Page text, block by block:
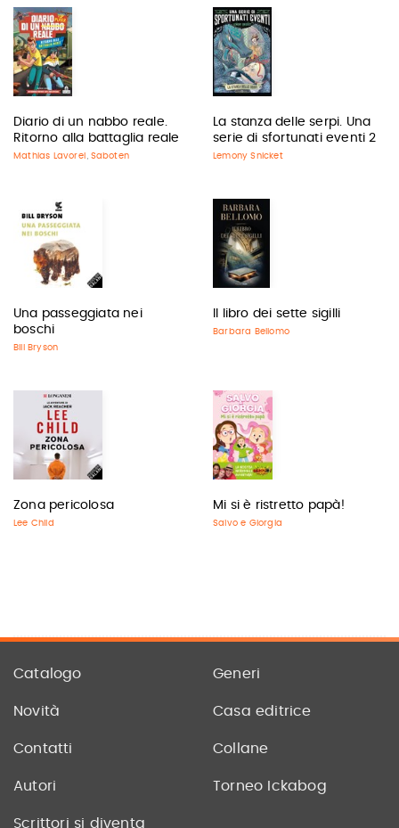
Diario di un nabbo reale.
Ritorno alla battaglia reale
Mathias Lavorel , Saboten
La stanza delle serpi. Una
serie di sfortunati eventi 2
Lemony Snicket
Una passeggiata nei
boschi
Bill Bryson
Il libro dei sette sigilli
Barbara Bellomo
Zona pericolosa
Lee Child
Mi si è ristretto papà!
Salvo e Giorgia
Catalogo Generi
Novità Casa editrice
Contatti Collane
Autori Torneo Ickabog
Scrittori si diventa